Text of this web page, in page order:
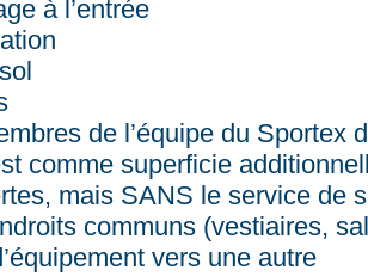
à l’entrée
de l’équipe du Sportex
comme superficie
mais SANS le service de
communs (vestiaires,
vers une autre